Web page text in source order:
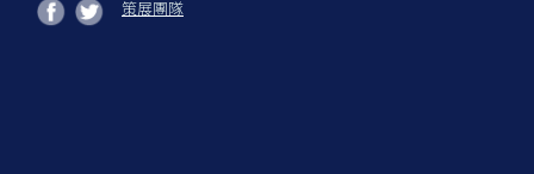
策展團隊